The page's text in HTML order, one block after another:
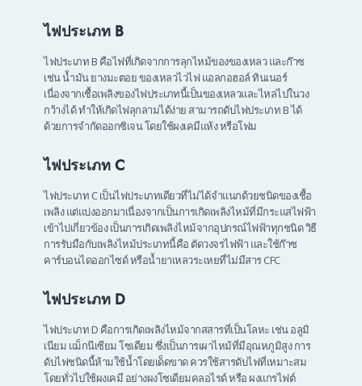
ไฟประเภท B
ไฟประเภท B คือไฟที่เกิดจากการลุกไหม้ของของเหลว และก๊าซ
เช่น น้ำมัน ยางมะตอย ของเหลวไวไฟ แอลกอฮอล์ ทินเนอร์
เนื่องจากเชื้อเพลิงของไฟประเภทนี้เป็นของเหลวและไหลไปในวง
กว้างได้ ทำให้เกิดไฟลุกลามได้ง่าย สามารถดับไฟประเภท B ได้
ด้วยการจำกัดออกซิเจน โดยใช้ผงเคมีแห้ง หรือโฟม
ไฟประเภทC
ไฟประเภท C เป็นไฟประเภทเดียวที่ไม่ได้จำแนกด้วยชนิดของเชื้อ
เพลิง แต่แบ่งออกมาเนื่องจากเป็นการเกิดเพลิงไหม้ที่มีกระแสไฟฟ้า
เข้าไปเกี่ยวข้อง เป็นการเกิดเพลิงไหม้จากอุปกรณ์ไฟฟ้าทุกชนิด วิธี
การรับมือกับเพลิงไหม้ประเภทนี้คือ ตัดวงจรไฟฟ้า และใช้ก๊าซ
คาร์บอนไดออกไซด์ หรือน้ำยาเหลวระเหยที่ไม่มีสาร CFC
ไฟประเภท D
ไฟประเภท D คือการเกิดเพลิงไหม้จากสสารที่เป็นโลหะ เช่น อลูมิ
เนียม แม็กนีเซียม โซเดียม ซึ่งเป็นการเผาไหม้ที่มีอุณหภูมิสูง การ
ดับไฟชนิดนี้ห้ามใช้น้ำโดยเด็ดขาด ควรใช้สารดับไฟที่เหมาะสม
โดยทั่วไปใช้ผงเคมี อย่างผงโซเดียมคลอไรด์ หรือ ผงแกรไฟต์